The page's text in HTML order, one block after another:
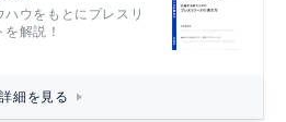
ウをもとにプレスリ
解説！
詳細を見る